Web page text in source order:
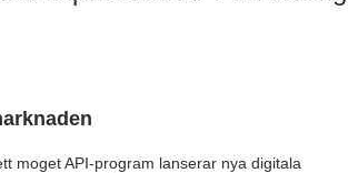
moget API-program lanserar nya digitala